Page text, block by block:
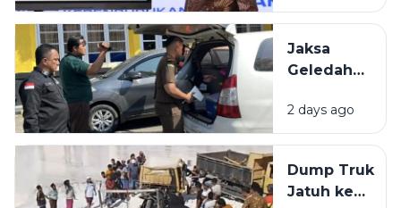
Berasal
Bangkalan
dan
Jaksa
Geledah
PUPR
Pamekasan,
Terkait
Proyek
2 days ago
Dump Truk
Jatuh ke